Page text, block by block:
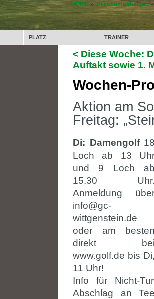
PLATZ TRAINER
HOME » Pressemeldungen»
< Diese Woche:
Auftakt sowie 1.
Wochen-
Aktion am
Freitag:
Di: Damengolf
Loch ab 13
und 9 Loch
15.30
Anmeldung
info@gc-
wittgenstein.de
oder am
direkt
www.golf.de bis
11 Uhr!
Info für Nicht-
Abschlag an